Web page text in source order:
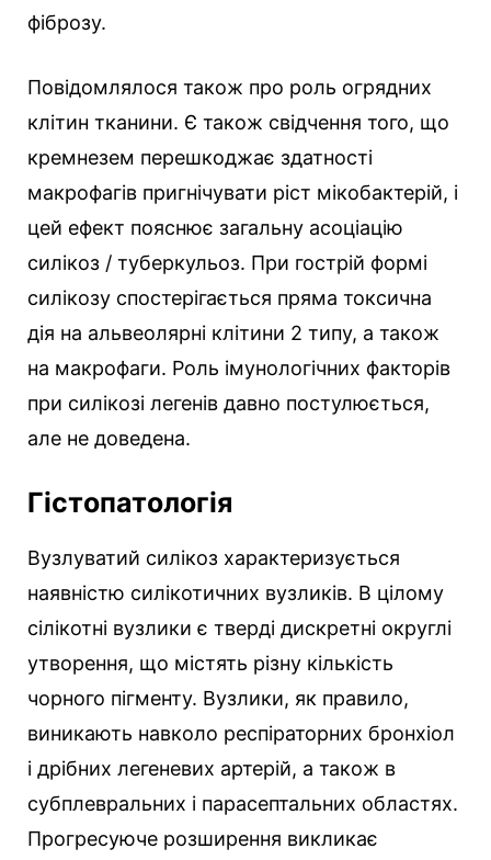
фіброзу.
Повідомлялося також про роль огрядних
клітин тканини. Є також свідчення того, що
кремнезем перешкоджає здатності
макрофагів пригнічувати ріст мікобактерій, і
цей ефект пояснює загальну асоціацію
силікоз / туберкульоз. При гострій формі
силікозу спостерігається пряма токсична
дія на альвеолярні клітини 2 типу, а також
на макрофаги. Роль імунологічних факторів
при силікозі легенів давно постулюється,
але не доведена.
Гістопатологія
Вузлуватий силікоз характеризується
наявністю силікотичних вузликів. В цілому
сілікотні вузлики є тверді дискретні округлі
утворення, що містять різну кількість
чорного пігменту. Вузлики, як правило,
виникають навколо респіраторних бронхіол
і дрібних легеневих артерій, а також в
субплевральних і парасептальних областях.
Прогресуюче розширення викликає